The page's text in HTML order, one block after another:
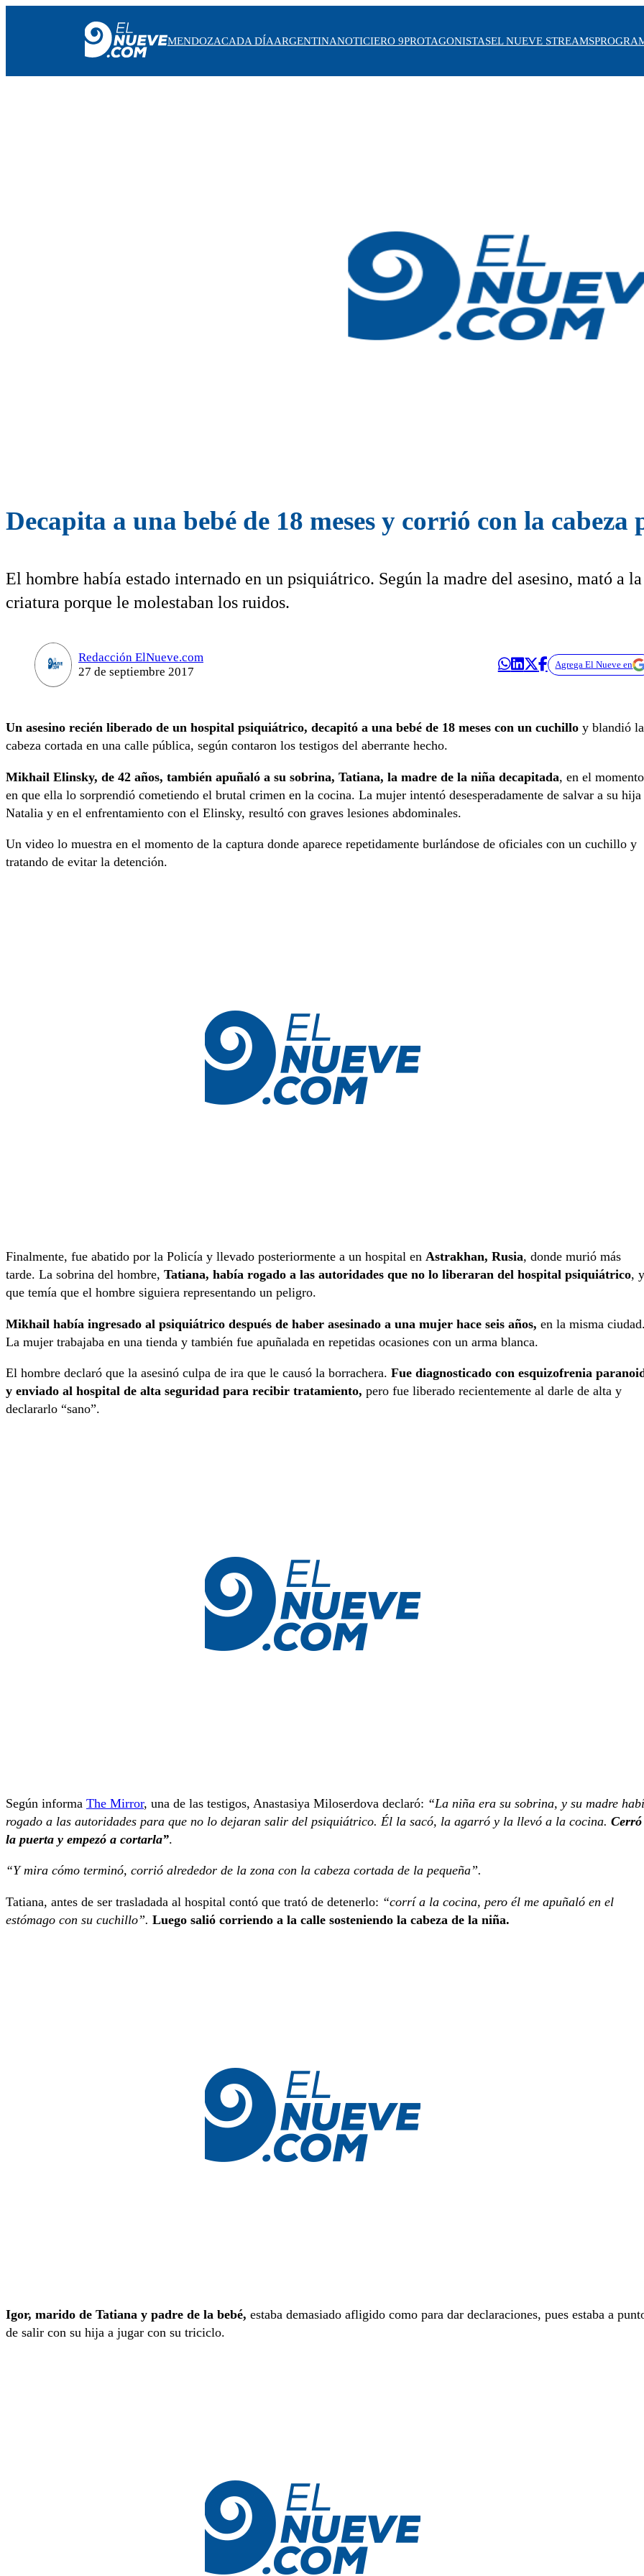
MENDOZACADA DÍAARGENTINANOTICIERO 9PROTAGONISTASEL NUEVE STREAMS
Decapita a una bebé de 18 meses y corrió con la cabeza
El hombre había estado internado en un psiquiátrico. Según la madre del asesino, mató a la
criatura porque le molestaban los ruidos.
Redacción ElNueve.com
27 de septiembre 2017
Agrega El Nueve en
Un asesino recién liberado de un hospital psiquiátrico, decapitó a una bebé de 18 meses con un cuchillo y blandió la
cabeza cortada en una calle pública, según contaron los testigos del aberrante hecho.
Mikhail Elinsky, de 42 años, también apuñaló a su sobrina, Tatiana, la madre de la niña decapitada, en el momento
en que ella lo sorprendió cometiendo el brutal crimen en la cocina. La mujer intentó desesperadamente de salvar a su hija
Natalia y en el enfrentamiento con el Elinsky, resultó con graves lesiones abdominales.
Un video lo muestra en el momento de la captura donde aparece repetidamente burlándose de oficiales con un cuchillo y
tratando de evitar la detención.
Finalmente, fue abatido por la Policía y llevado posteriormente a un hospital en Astrakhan, Rusia, donde murió más
tarde. La sobrina del hombre, Tatiana, había rogado a las autoridades que no lo liberaran del hospital psiquiátrico,
que temía que el hombre siguiera representando un peligro.
Mikhail había ingresado al psiquiátrico después de haber asesinado a una mujer hace seis años, en la misma
La mujer trabajaba en una tienda y también fue apuñalada en repetidas ocasiones con un arma blanca.
El hombre declaró que la asesinó culpa de ira que le causó la borrachera. Fue diagnosticado con esquizofrenia
y enviado al hospital de alta seguridad para recibir tratamiento, pero fue liberado recientemente al darle de alta y
declararlo “sano”.
Según informa The Mirror, una de las testigos, Anastasiya Miloserdova declaró: “La niña era su sobrina, y su madre
rogado a las autoridades para que no lo dejaran salir del psiquiátrico. Él la sacó, la agarró y la llevó a la cocina. Cerró
la puerta y empezó a cortarla”.
“Y mira cómo terminó, corrió alrededor de la zona con la cabeza cortada de la pequeña”.
Tatiana, antes de ser trasladada al hospital contó que trató de detenerlo: “corrí a la cocina, pero él me apuñaló en el
estómago con su cuchillo”. Luego salió corriendo a la calle sosteniendo la cabeza de la niña.
Igor, marido de Tatiana y padre de la bebé, estaba demasiado afligido como para dar declaraciones, pues estaba a
de salir con su hija a jugar con su triciclo.